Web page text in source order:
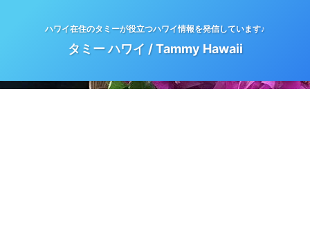
ハワイ在住のタミーが役立つハワイ情報を発信しています♪
タミー ハワイ / Tammy Hawaii